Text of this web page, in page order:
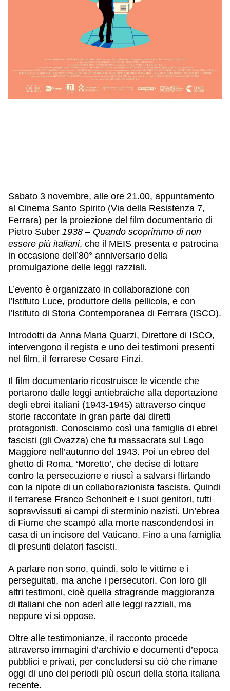
Sabato 3 novembre, alle ore 21.00, appuntamento
al Cinema Santo Spirito (Via della Resistenza 7,
Ferrara) per la proiezione del film documentario di
Pietro Suber 1938 – Quando scoprimmo di non
essere più italiani, che il MEIS presenta e patrocina
in occasione dell’80° anniversario della
promulgazione delle leggi razziali.
L’evento è organizzato in collaborazione con
l’Istituto Luce, produttore della pellicola, e con
l’Istituto di Storia Contemporanea di Ferrara (ISCO).
Introdotti da Anna Maria Quarzi, Direttore di ISCO,
intervengono il regista e uno dei testimoni presenti
nel film, il ferrarese Cesare Finzi.
Il film documentario ricostruisce le vicende che
portarono dalle leggi antiebraiche alla deportazione
degli ebrei italiani (1943-1945) attraverso cinque
storie raccontate in gran parte dai diretti
protagonisti. Conosciamo così una famiglia di ebrei
fascisti (gli Ovazza) che fu massacrata sul Lago
Maggiore nell’autunno del 1943. Poi un ebreo del
ghetto di Roma, ‘Moretto’, che decise di lottare
contro la persecuzione e riuscì a salvarsi flirtando
con la nipote di un collaborazionista fascista. Quindi
il ferrarese Franco Schonheit e i suoi genitori, tutti
sopravvissuti ai campi di sterminio nazisti. Un’ebrea
di Fiume che scampò alla morte nascondendosi in
casa di un incisore del Vaticano. Fino a una famiglia
di presunti delatori fascisti.
A parlare non sono, quindi, solo le vittime e i
perseguitati, ma anche i persecutori. Con loro gli
altri testimoni, cioè quella stragrande maggioranza
di italiani che non aderì alle leggi razziali, ma
neppure vi si oppose.
Oltre alle testimonianze, il racconto procede
attraverso immagini d’archivio e documenti d’epoca
pubblici e privati, per concludersi su ciò che rimane
oggi di uno dei periodi più oscuri della storia italiana
recente.